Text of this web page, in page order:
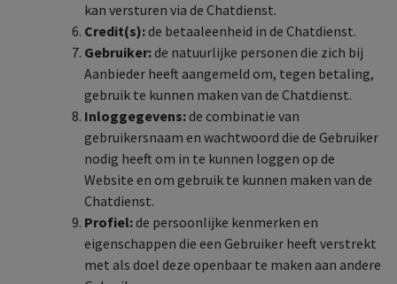
kan versturen via de Chatdienst.
Credit(s):de betaaleenheid in de Chatdienst.
Gebruiker:de natuurlijke personen die zich bij
Aanbieder heeft aangemeld om, tegen betaling,
gebruik te kunnen maken van de Chatdienst.
Inloggegevens:de combinatie van
gebruikersnaam en wachtwoord die de Gebruiker
nodig heeft om in te kunnen loggen op de
Website en om gebruik te kunnen maken van de
Chatdienst.
Profiel:de persoonlijke kenmerken en
eigenschappen die een Gebruiker heeft verstrekt
met als doel deze openbaar te maken aan andere